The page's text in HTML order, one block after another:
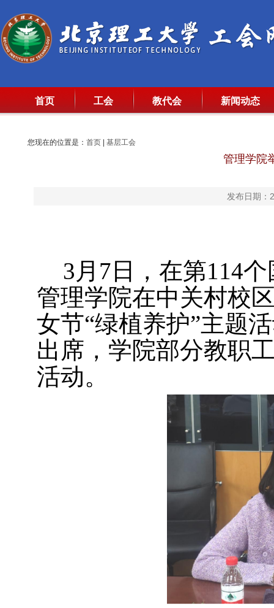
首页 工会 教代会 新闻动态
您现在的位置是： 首页 基层工会
管理学院
发布日期：
3月7日，在第114
管理学院在中关村校
女节“绿植养护”主题
出席，学院部分教职
活动。